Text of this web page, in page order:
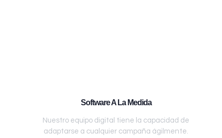
Software A La Medida
Nuestro equipo digital tiene la capacidad de
adaptarse a cualquier campaña ágilmente.